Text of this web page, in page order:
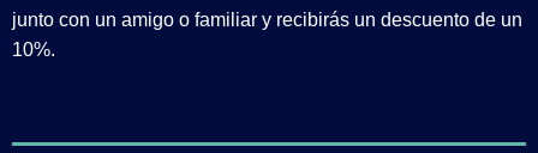
junto con un amigo o familiar y recibirás un descuento de un
10%.